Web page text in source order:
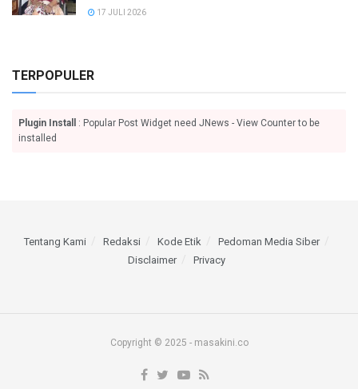
17 JULI 2026
TERPOPULER
Plugin Install
: Popular Post Widget need JNews - View Counter to be
installed
Tentang Kami Redaksi Kode Etik
Pedoman Media Siber
Disclaimer
Privacy
Copyright © 2025 - masakini.co